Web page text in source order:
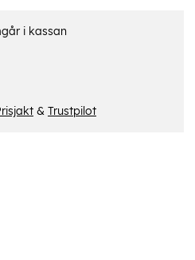
i kassan
& Trustpilot